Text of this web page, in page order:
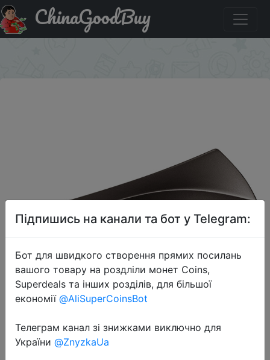
Купити на розпродажі Флеш-накопитель Samsung BAR
Plus, 128ГБChinaGoodBuy
2019-01-23
Підпишись на канали та бот у Telegram:
Бот для швидкого створення прямих посилань
вашого товару на роздліли монет Coins,
Superdeals та інших розділів, для більшої
економії @AliSuperCoinsBot
Телеграм канал зі знижками виключно для
України @ZnyzkaUa